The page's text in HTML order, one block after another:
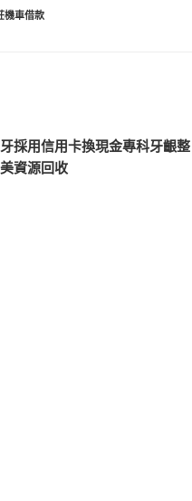
機車借款
採用信用卡換現金專科牙齦整
資源回收